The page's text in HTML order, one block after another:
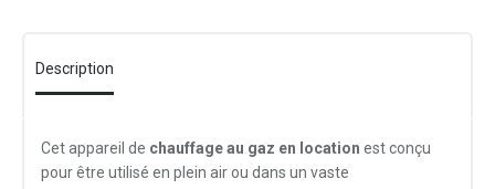
Description
Cet appareil de chauffageau gaz en location est conçu
pour être utilisé en plein air ou dans un vaste